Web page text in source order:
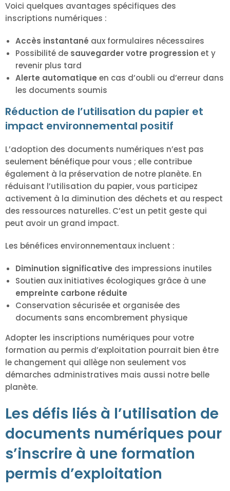
Voici quelques avantages spécifiques des
inscriptions numériques :
Accès instantané aux formulaires nécessaires
Possibilité de sauvegarder votre progression et y
revenir plus tard
Alerte automatique en cas d’oubli ou d’erreur dans
les documents soumis
Réduction de l’utilisation du papier et
impact environnemental positif
L’adoption des documents numériques n’est pas
seulement bénéfique pour vous ; elle contribue
également à la préservation de notre planète. En
réduisant l’utilisation du papier, vous participez
activement à la diminution des déchets et au respect
des ressources naturelles. C’est un petit geste qui
peut avoir un grand impact.
Les bénéfices environnementaux incluent :
Diminution significative des impressions inutiles
Soutien aux initiatives écologiques grâce à une
empreinte carbone réduite
Conservation sécurisée et organisée des
documents sans encombrement physique
Adopter les inscriptions numériques pour votre
formation au permis d’exploitation pourrait bien être
le changement qui allège non seulement vos
démarches administratives mais aussi notre belle
planète.
Les défis liés à l’utilisation de
documents numériques pour
s’inscrire à une formation
permis d’exploitation